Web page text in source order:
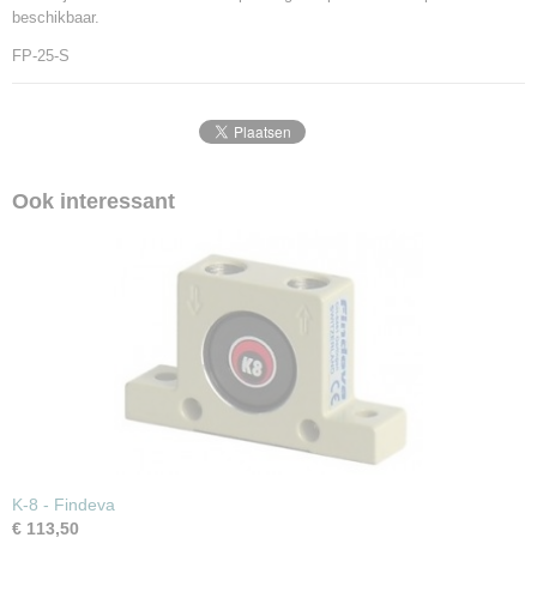
beschikbaar.
FP-25-S
Ook interessant
K-8 - Findeva
€ 113,50